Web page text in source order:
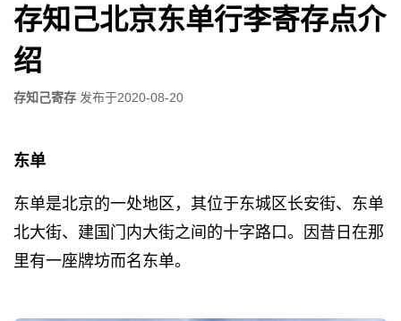
存知己北京东单行李寄存点介
绍
存知己寄存 发布于2020-08-20
东单
东单是北京的一处地区，其位于东城区长安街、东单
北大街、建国门内大街之间的十字路口。因昔日在那
里有一座牌坊而名东单。